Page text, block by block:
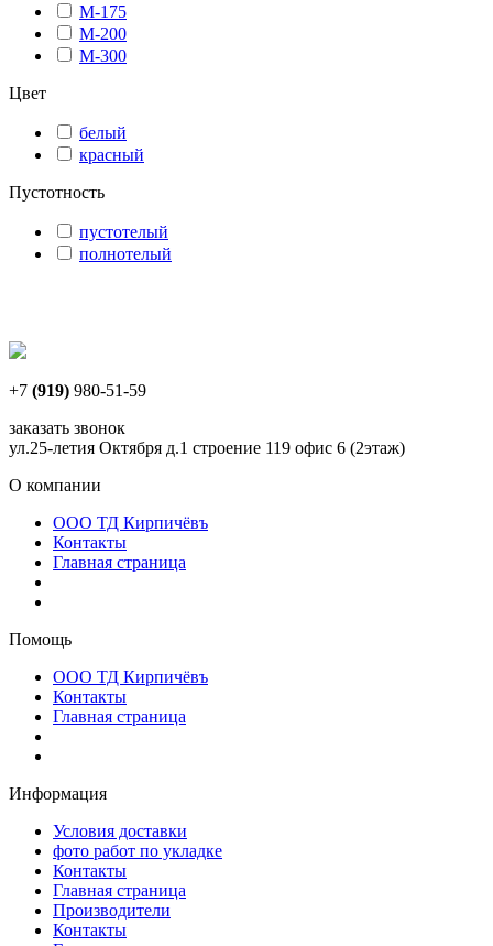
М-175
М-200
М-300
Цвет
белый
красный
Пустотность
пустотелый
полнотелый
+7 (919) 980-51-59
заказать звонок
ул.25-летия Октября д.1 строение 119 офис 6 (2этаж)
О компании
ООО ТД Кирпичёвъ
Контакты
Главная страница
Помощь
ООО ТД Кирпичёвъ
Контакты
Главная страница
Информация
Условия доставки
фото работ по укладке
Контакты
Главная страница
Производители
Контакты